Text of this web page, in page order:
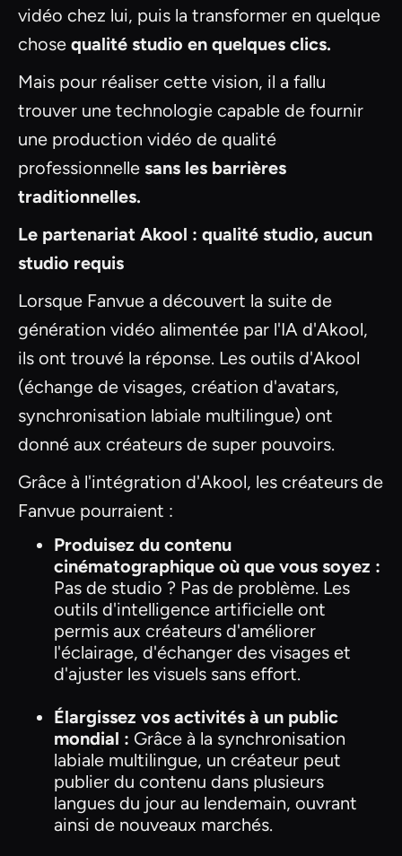
vidéo chez lui, puis la transformer en quelque
chose qualité studio en quelques clics.
Mais pour réaliser cette vision, il a fallu
trouver une technologie capable de fournir
une production vidéo de qualité
professionnelle sans les barrières
traditionnelles.
Le partenariat Akool : qualité studio, aucun
studio requis
Lorsque Fanvue a découvert la suite de
génération vidéo alimentée par l'IA d'Akool,
ils ont trouvé la réponse. Les outils d'Akool
(échange de visages, création d'avatars,
synchronisation labiale multilingue) ont
donné aux créateurs de super pouvoirs.
Grâce à l'intégration d'Akool, les créateurs de
Fanvue pourraient :
Produisez du contenu
cinématographique où que vous soyez :
Pas de studio ? Pas de problème. Les
outils d'intelligence artificielle ont
permis aux créateurs d'améliorer
l'éclairage, d'échanger des visages et
d'ajuster les visuels sans effort.
Élargissez vos activités à un public
mondial : Grâce à la synchronisation
labiale multilingue, un créateur peut
publier du contenu dans plusieurs
langues du jour au lendemain, ouvrant
ainsi de nouveaux marchés.